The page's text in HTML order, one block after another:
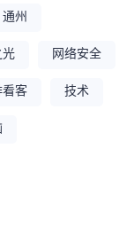
通州
网络安全
客
技术